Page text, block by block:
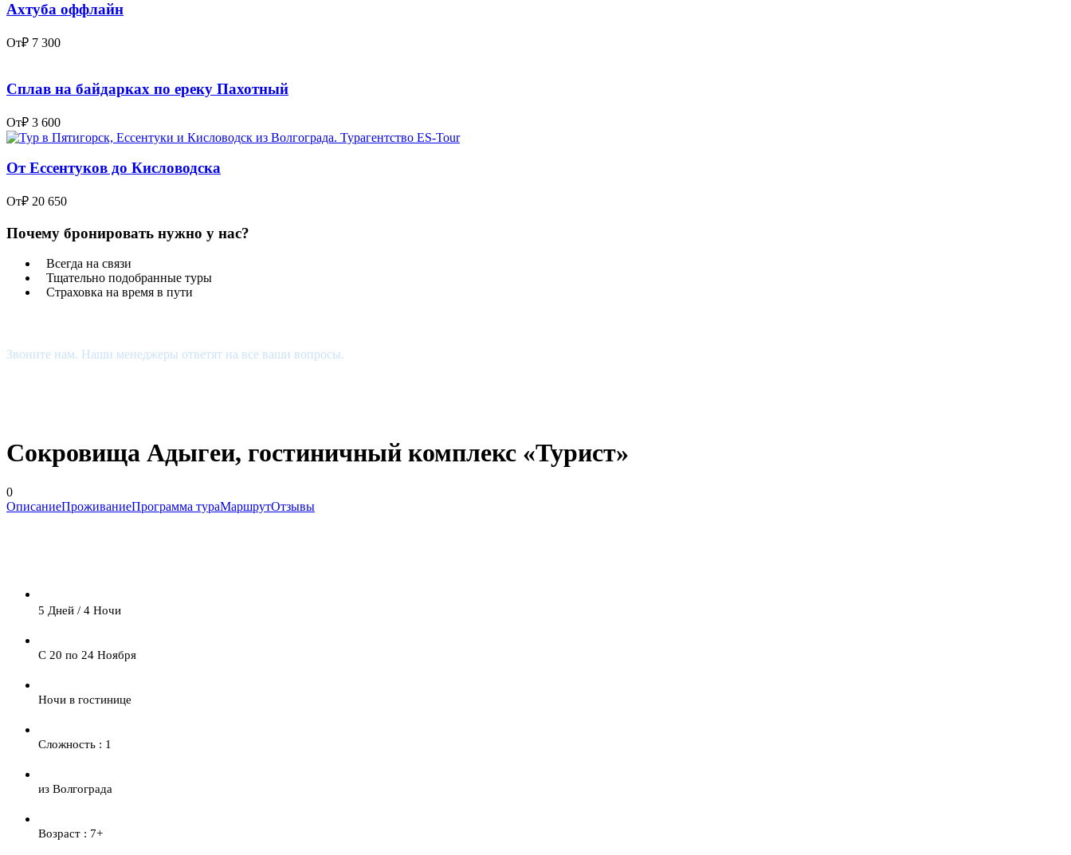
Ахтуба оффлайн
От₽ 7 300
Сплав на байдарках по ереку Пахотный
От₽ 3 600
От Ессентуков до Кисловодска
От₽ 20 650
Почему бронировать нужно у нас?
Всегда на связи
Тщательно подобранные туры
Страховка на время в пути
Звоните нам. Наши менеджеры ответят на все ваши вопросы.
Сокровища Адыгеи, гостиничный комплекс «Турист»
0
ОписаниеПроживаниеПрограмма тураМаршрутОтзывы
5 Дней / 4 Ночи
С 20 по 24 Ноября
Ночи в гостинице
Сложность : 1
из Волгограда
Возраст : 7+